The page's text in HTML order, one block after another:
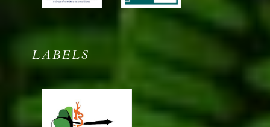
LABELS